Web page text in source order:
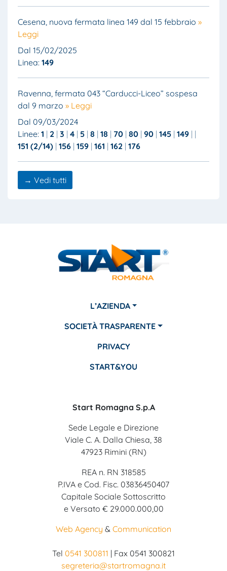
Cesena, nuova fermata linea 149 dal 15 febbraio »
Leggi
Dal 15/02/2025
Linea: 149
Ravenna, fermata 043 “Carducci-Liceo” sospesa
dal 9 marzo » Leggi
Dal 09/03/2024
Linee: 1 2 3 4 5 8 18 70 80 90 145 149
151 (2/14) 156 159 161 162 176
→ Vedi tutti
L’AZIENDA
SOCIETÀ TRASPARENTE
PRIVACY
START&YOU
Start Romagna S.p.A
Sede Legale e Direzione
Viale C. A. Dalla Chiesa, 38
47923 Rimini (RN)
REA n. RN 318585
P.IVA e Cod. Fisc. 03836450407
Capitale Sociale Sottoscritto
e Versato € 29.000.000,00
Web Agency & Communication
Tel 0541 300811 | Fax 0541 300821
segreteria@startromagna.it